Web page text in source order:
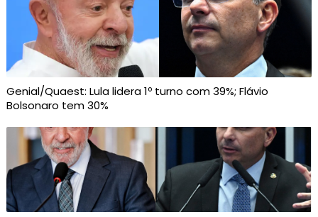
Genial/Quaest: Lula lidera 1º turno com 39%; Flávio
Bolsonaro tem 30%